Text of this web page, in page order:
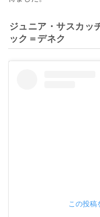
ジュニア・サスカッ
ック＝デネク
この投稿